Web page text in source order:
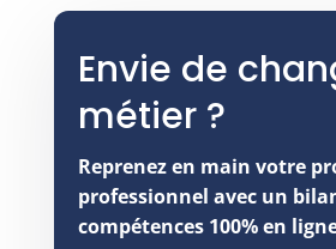
Envie de
métier ?
Reprenez en main votre
professionnel avec un
compétences 100% en